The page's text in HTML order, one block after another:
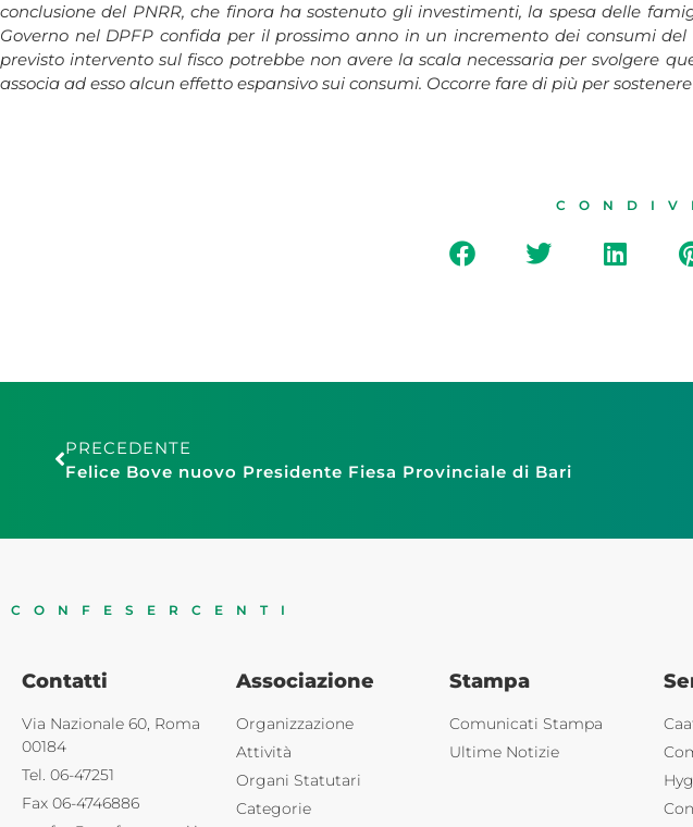
conclusione del PNRR, che finora ha sostenuto gli investimenti, la spesa delle
Governo nel DPFP confida per il prossimo anno in un incremento dei consumi
previsto intervento sul fisco potrebbe non avere la scala necessaria per svolgere
associa ad esso alcun effetto espansivo sui consumi. Occorre fare di più per
PRECEDENTE
Felice Bove nuovo Presidente Fiesa Provinciale di Bari
CONFESERCENTI
Contatti
Via Nazionale 60, Roma
00184
Tel. 06-47251
Fax 06-4746886
Associazione
Organizzazione
Attività
Organi Statutari
Categorie
Stampa
Comunicati Stampa
Ultime Notizie